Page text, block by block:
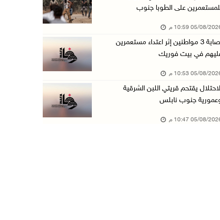
عبد السلام السيد يفوز بترشيح الديمقراطيين لمج ...
الهلال الأحمر: 8 إصابات إثر اعتداء الاحتلال ...
مخطط استعماري جديد في "جيلو" يهدد بعزل القدس ...
الاحتلال ينصب حاجزًا عسكريًا على مدخل بلدة دي ...
على الطوبا جنوب
08/2026 10:59 م
إصابة 3 مواطنين إثر اعتداء مستعمرين
في بيت فوريك
08/2026 10:53 م
يقتحم قريتي اللبن الشرقية
جنوب نابلس
08/2026 10:47 م